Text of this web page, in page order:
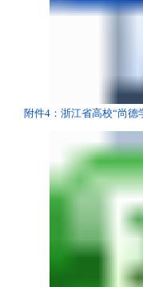
附件4：浙江省高校“尚德